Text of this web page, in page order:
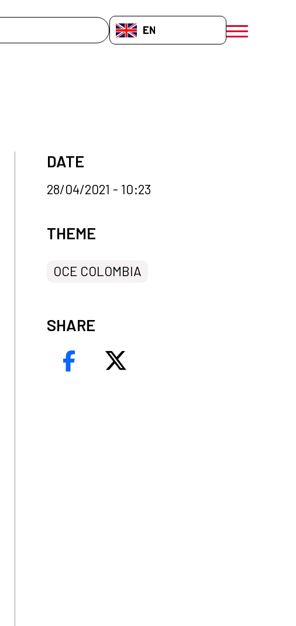
EN-GB
menú móvil
DATE
28/04/2021 - 10:23
News categories
THEME
OCE COLOMBIA
SHARE